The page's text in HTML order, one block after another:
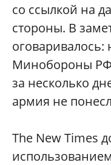
со ссылкой на
стороны. В
оговаривалось:
Минобороны РФ
за несколько
армия не
The New Times